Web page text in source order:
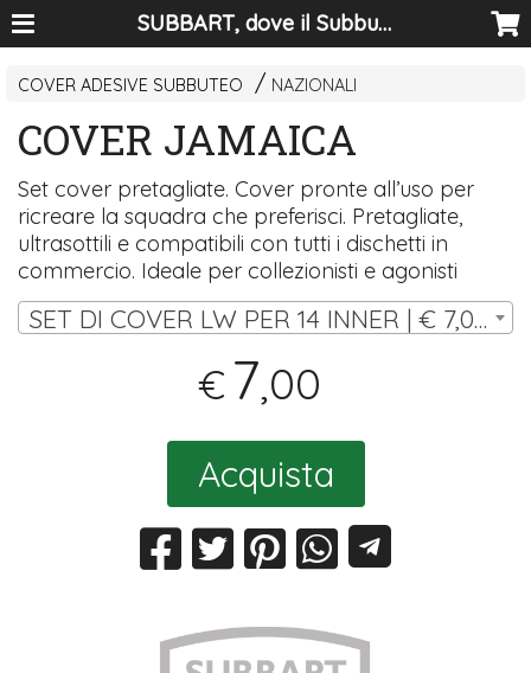
SUBBART, dove il Subbuteo diventa arte
COVER ADESIVE SUBBUTEO NAZIONALI
COVER JAMAICA
Set cover pretagliate. Cover pronte all’uso per
ricreare la squadra che preferisci. Pretagliate,
ultrasottili e compatibili con tutti i dischetti in
commercio. Ideale per collezionisti e agonisti
SET DI COVER LW PER 14 INNER | € 7,00
€ 7,00
Acquista